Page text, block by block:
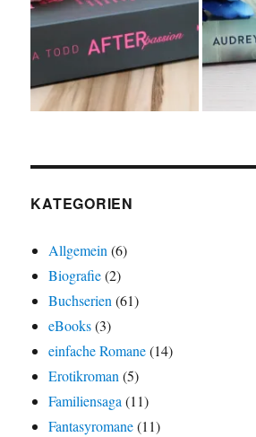
KATEGORIEN
Allgemein(6)
Biografie(2)
Buchserien(61)
eBooks(3)
einfache Romane(14)
Erotikroman(5)
Familiensaga(11)
Fantasyromane(11)